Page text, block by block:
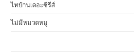
ไทบ้านเดอะซีรีส์
ไม่มีหมวดหมู่